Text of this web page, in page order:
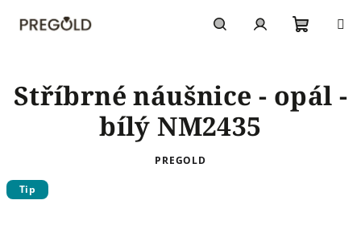
košík
Stříbrné náušnice - opál -
bílý NM2435
PREGOLD
Tip